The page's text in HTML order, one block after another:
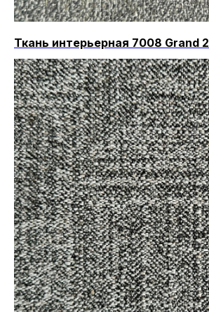
Ткань интерьерная 7008 Grand 2